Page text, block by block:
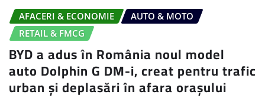
AFACERI & ECONOMIE
AUTO & MOTO
RETAIL & FMCG
BYD a adus în România noul model
auto Dolphin G DM-i, creat pentru trafic
urban și deplasări în afara orașului